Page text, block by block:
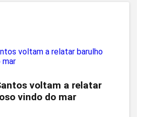
voltam a relatar
vindo do mar